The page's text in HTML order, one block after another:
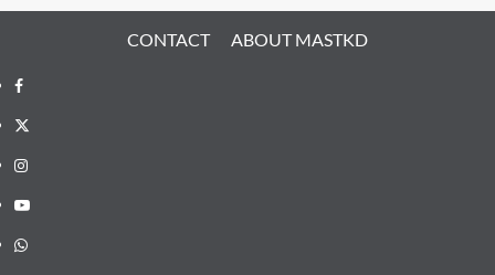
CONTACT ABOUT MASTKD
Facebook
X
Instagram
YouTube
Whatsapp